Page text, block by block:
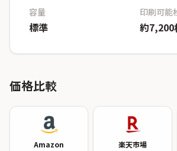
容量
標準
印刷可能
約7,200
価格比較
Amazon 楽天市場